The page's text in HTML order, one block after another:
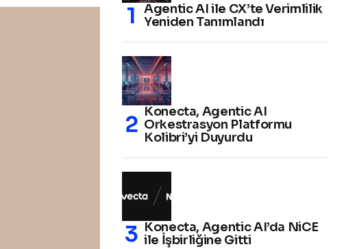
Agentic AI ile CX’te Verimlilik
Yeniden Tanımlandı
Konecta, Agentic AI
Orkestrasyon Platformu
Kolibri’yi Duyurdu
Konecta, Agentic AI’da NiCE
ile İşbirliğine Gitti